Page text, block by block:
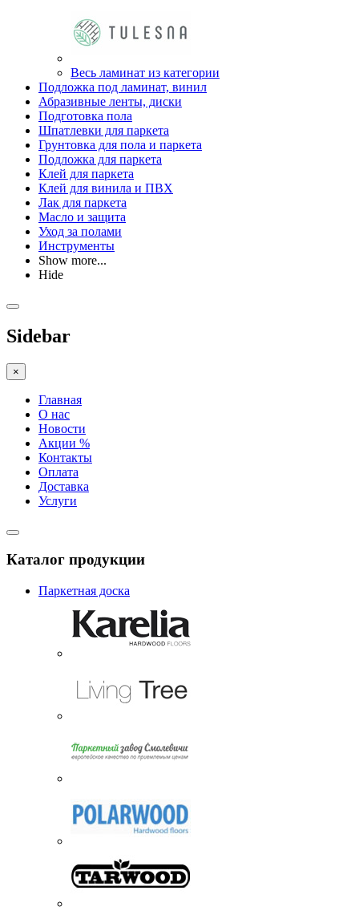
Весь ламинат из категории
Подложка под ламинат, винил
Абразивные ленты, диски
Подготовка пола
Шпатлевки для паркета
Грунтовка для пола и паркета
Подложка для паркета
Клей для паркета
Клей для винила и ПВХ
Лак для паркета
Масло и защита
Уход за полами
Инструменты
Show more...
Hide
Sidebar
×
Главная
О нас
Новости
Акции %
Контакты
Оплата
Доставка
Услуги
Каталог продукции
Паркетная доска